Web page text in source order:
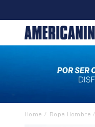
Ropa Hombre